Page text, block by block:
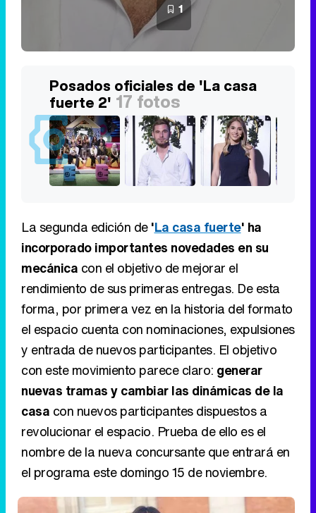
1
Posados oficiales de 'La casa
fuerte 2' 17 fotos
La segunda edición de'La casa fuerte' ha
incorporado importantes novedades en su
mecánica con el objetivo de mejorar el
rendimiento de sus primeras entregas. De esta
forma, por primera vez en la historia del formato
el espacio cuenta con nominaciones, expulsiones
y entrada de nuevos participantes. El objetivo
con este movimiento parece claro: generar
nuevas tramas y cambiar las dinámicas de la
casa con nuevos participantes dispuestos a
revolucionar el espacio. Prueba de ello es el
nombre de la nueva concursante que entrará en
el programa este domingo 15 de noviembre.